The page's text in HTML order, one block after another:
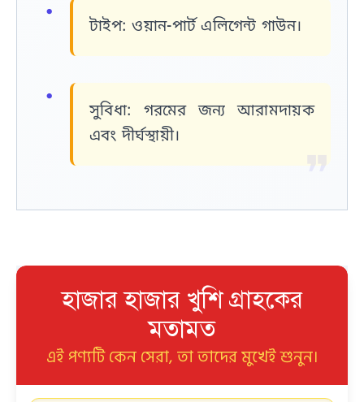
টাইপ: ওয়ান-পার্ট এলিগেন্ট গাউন।
সুবিধা: গরমের জন্য আরামদায়ক
এবং দীর্ঘস্থায়ী।
হাজার হাজার খুশি গ্রাহকের
মতামত
এই পণ্যটি কেন সেরা, তা তাদের মুখেই শুনুন।